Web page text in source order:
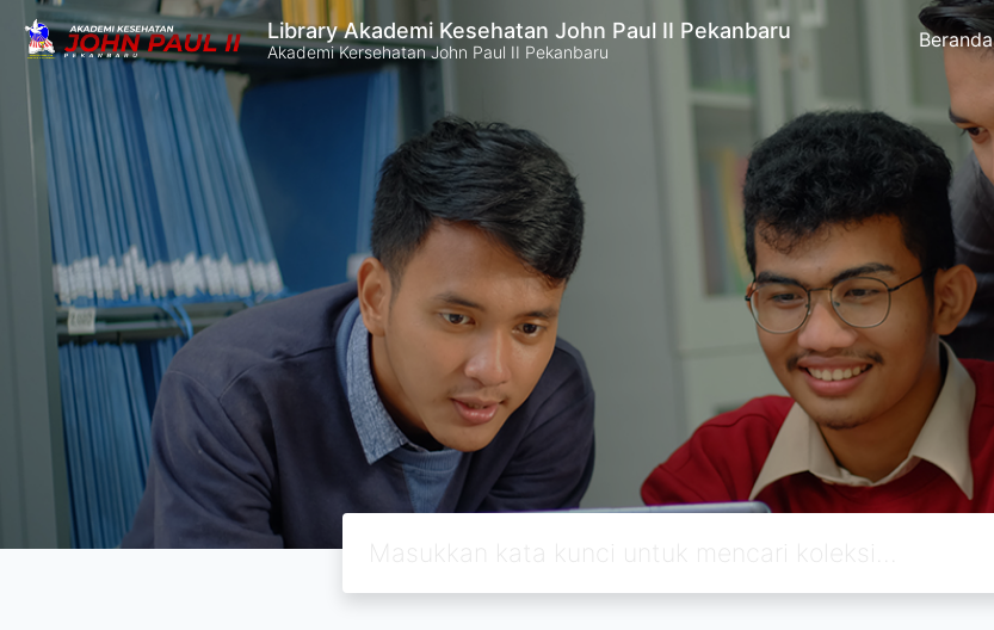
Library Akademi Kesehatan John Paul II Pekanbaru
Akademi Kersehatan John Paul II Pekanbaru Beranda